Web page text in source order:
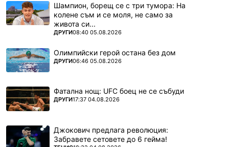
Шампион, борещ се с три тумора: На
колене съм и се моля, не само за
живота си...
ПОВЕЧЕ ОТ
ДРУГИ08:40 05.08.2026
Олимпийски герой остана без дом
ПОВЕЧЕ ОТ
ДРУГИ06:46 05.08.2026
Фатална нощ: UFC боец не се събуди
ПОВЕЧЕ ОТ
ДРУГИ17:37 04.08.2026
Джокович предлага революция:
Забравете сетовете до 6 гейма!